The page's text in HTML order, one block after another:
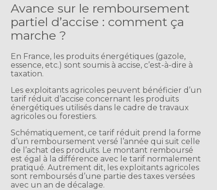
Avance sur le remboursement
partiel d’accise : comment ça
marche ?
En France, les produits énergétiques (gazole,
essence, etc.) sont soumis à accise, c’est-à-dire à
taxation.
Les exploitants agricoles peuvent bénéficier d’un
tarif réduit d’accise concernant les produits
énergétiques utilisés dans le cadre de travaux
agricoles ou forestiers.
Schématiquement, ce tarif réduit prend la forme
d’un remboursement versé l’année qui suit celle
de l’achat des produits. Le montant remboursé
est égal à la différence avec le tarif normalement
pratiqué. Autrement dit, les exploitants agricoles
sont remboursés d’une partie des taxes versées
avec un an de décalage.